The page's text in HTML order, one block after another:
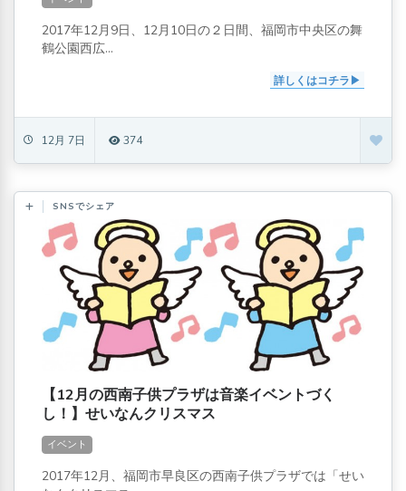
2017年12月9日、12月10日の２日間、福岡市中央区の舞
鶴公園西広...
詳しくはコチラ
12月 7日 374
SNSでシェア
【12月の西南子供プラザは音楽イベントづく
し！】せいなんクリスマス
イベント
2017年12月、福岡市早良区の西南子供プラザでは「せい